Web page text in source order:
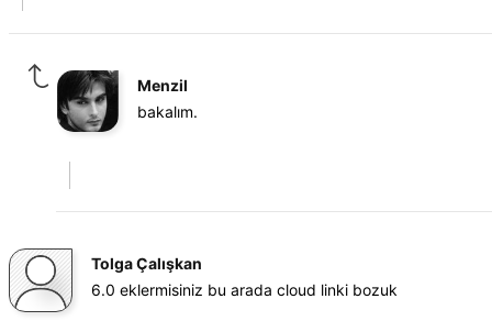
Menzil
bakalım.
Tolga Çalışkan
6.0 eklermisiniz bu arada cloud linki bozuk